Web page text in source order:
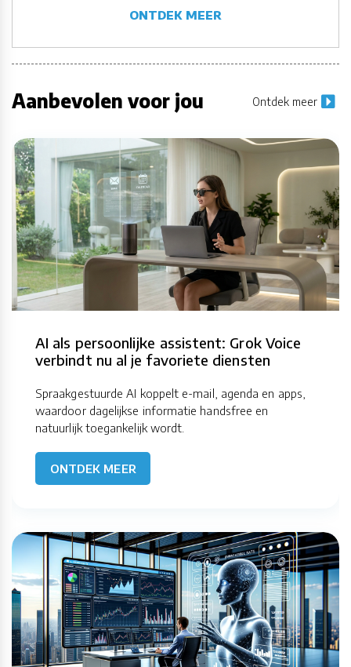
ONTDEK MEER
Aanbevolen voor jou Ontdek meer
AI als persoonlijke assistent: Grok Voice
verbindt nu al je favoriete diensten
Spraakgestuurde AI koppelt e-mail, agenda en apps,
waardoor dagelijkse informatie handsfree en
natuurlijk toegankelijk wordt.
ONTDEK MEER